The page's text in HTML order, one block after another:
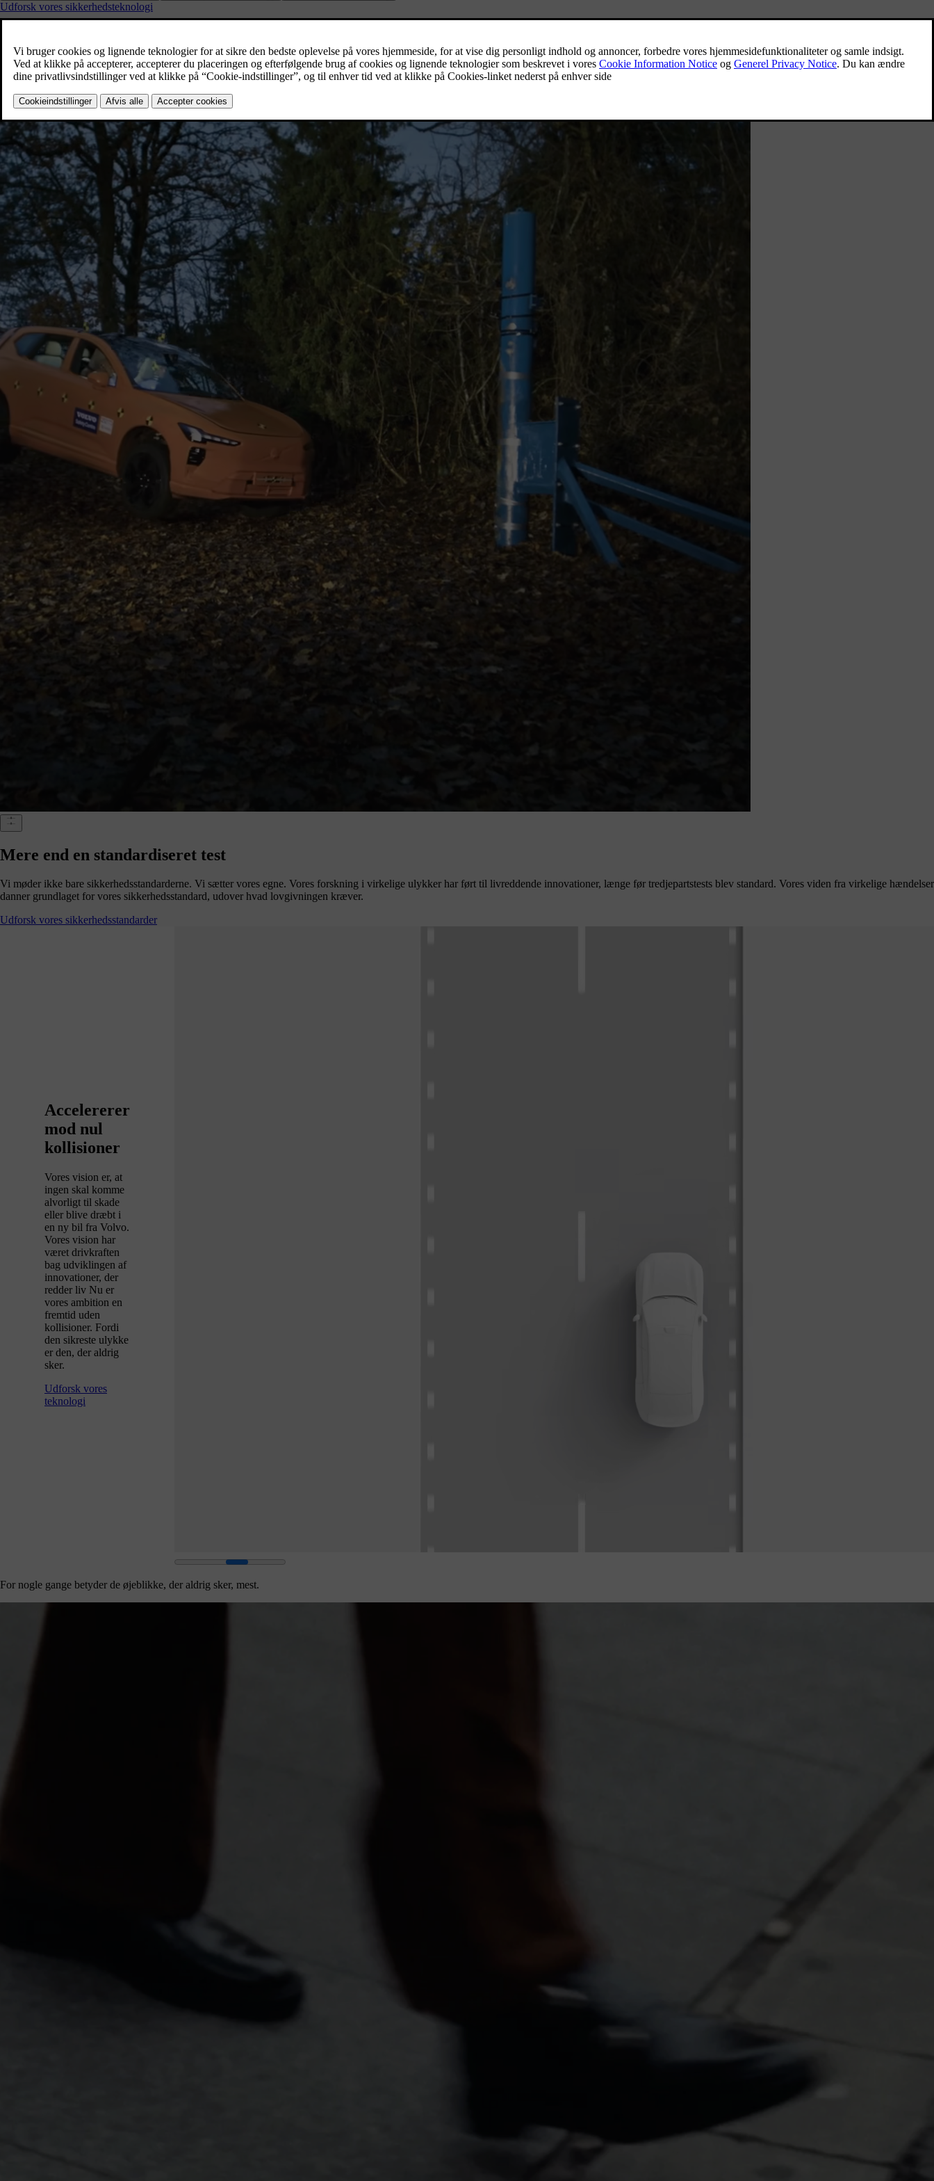
Udforsk vores sikkerhedsteknologi
Mere end en standardiseret test
Vi møder ikke bare sikkerhedsstandarderne. Vi sætter vores egne. Vores forskning i virkelige ulykker har ført til livreddende innovationer, længe før tredjepartstests blev standard. Vores viden fra virkelige hændelser
danner grundlaget for vores sikkerhedsstandard, udover hvad lovgivningen kræver.
Udforsk vores sikkerhedsstandarder
Accelererer
mod nul
kollisioner
Vores vision er, at
ingen skal komme
alvorligt til skade
eller blive dræbt i
en ny bil fra Volvo.
Vores vision har
været drivkraften
bag udviklingen af
innovationer, der
redder liv Nu er
vores ambition en
fremtid uden
kollisioner. Fordi
den sikreste ulykke
er den, der aldrig
sker.
Udforsk vores
teknologi
For nogle gange betyder de øjeblikke, der aldrig sker, mest.